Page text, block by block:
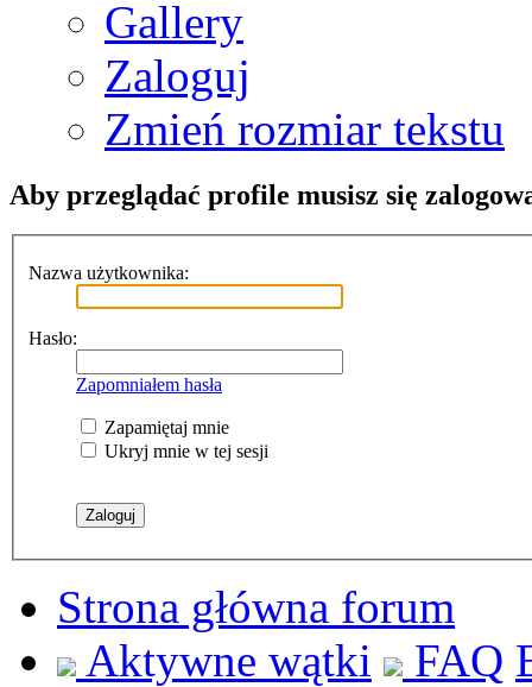
Gallery
Zaloguj
Zmień rozmiar tekstu
Aby przeglądać profile musisz się
Nazwa użytkownika:
Hasło:
Zapomniałem hasła
Zapamiętaj mnie
Ukryj mnie w tej sesji
Strona główna forum
Aktywne wątki
FAQ